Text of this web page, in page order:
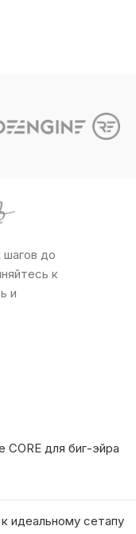
шагов до
к
и
CORE для биг-эйра
идеальному сетапу